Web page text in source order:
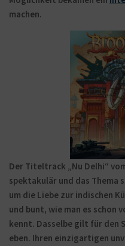
machen.
Der Titeltrack „Nu Delhi“
spektakulär und das Thema
um die Liebe zur indischen
und bunt, wie man es schon
kennt. Dasselbe gilt für den
eben. Ihren einzigartigen